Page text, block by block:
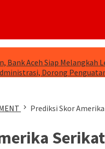
Bank Aceh Siap Melangkah
Dorong
Prediksi Skor